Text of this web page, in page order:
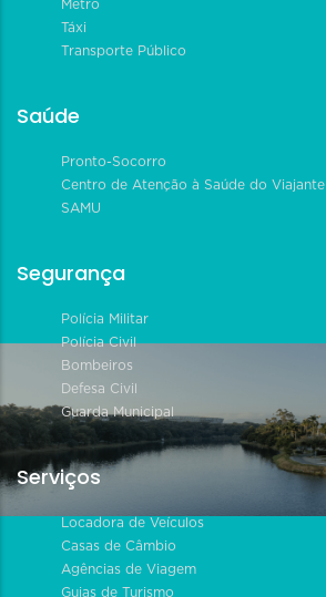
Metrô
Táxi
Transporte Público
Saúde
Pronto-Socorro
Centro de Atenção à Saúde do Viajante
SAMU
Segurança
Polícia Militar
Polícia Civil
Bombeiros
Defesa Civil
Guarda Municipal
Serviços
Locadora de Veículos
Casas de Câmbio
Agências de Viagem
Guias de Turismo